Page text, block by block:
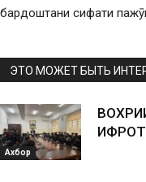
бардоштани сифати
ЭТО МОЖЕТ БЫТЬ
Ахбор